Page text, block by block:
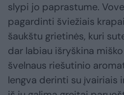
slypi jo paprastume.
pagardinti šviežiais
šaukštu grietinės, kuri
dar labiau išryškina
švelnaus riešutinio
lengva derinti su įvairiais